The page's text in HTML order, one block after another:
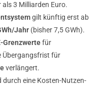
3 Milliarden Euro.
gilt künftig erst ab
Jahr (bisher 7,5 GWh).
Grenzwertefür
Übergangsfrist für
verlängert.
durch eine Kosten-Nutzen-